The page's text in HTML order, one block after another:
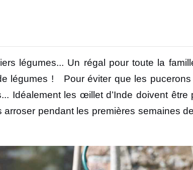
légumes... Un régal pour toute la
légumes ! Pour éviter que les
Idéalement les œillet d’Inde doivent
pendant les premières semaines